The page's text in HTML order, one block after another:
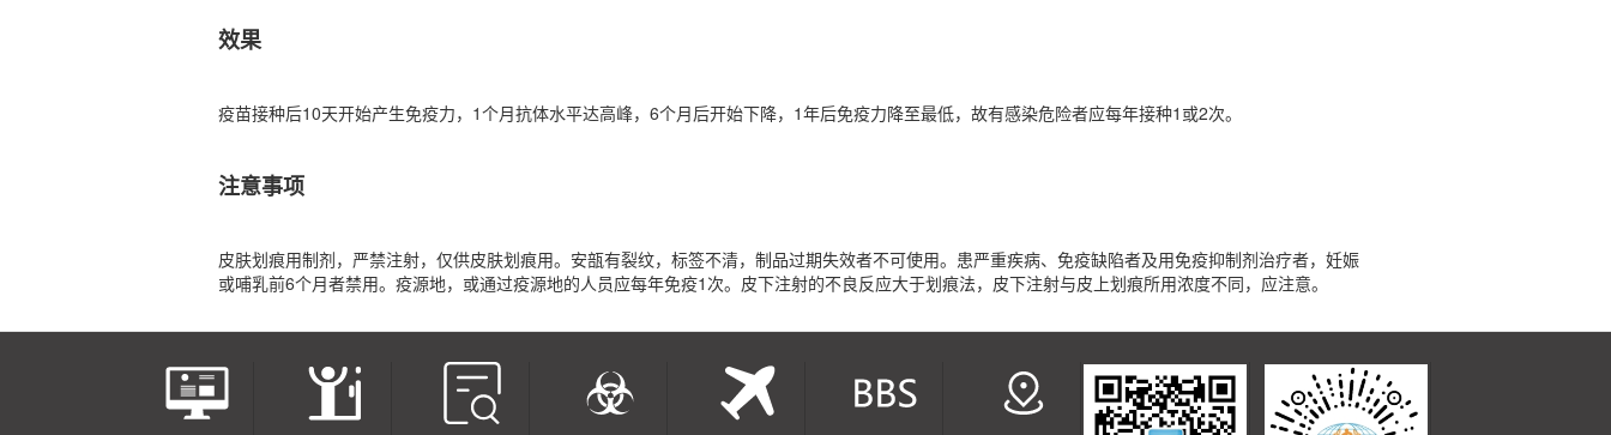
效果
疫苗接种后10天开始产生免疫力，1个月抗体水平达高峰，6个月后开始下降，1年后免疫力降至最低，故有感染危险者应每年接种1或2次。
注意事项
皮肤划痕用制剂，严禁注射，仅供皮肤划痕用。安瓿有裂纹，标签不清，制品过期失效者不可使用。患严重疾病、免疫缺陷者及用免疫抑制剂治疗者，妊娠
或哺乳前6个月者禁用。疫源地，或通过疫源地的人员应每年免疫1次。皮下注射的不良反应大于划痕法，皮下注射与皮上划痕所用浓度不同，应注意。